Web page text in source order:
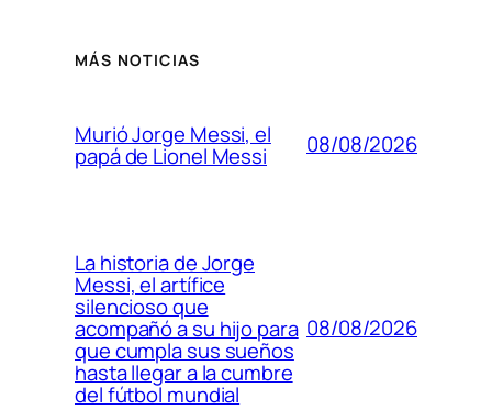
MÁS NOTICIAS
Murió Jorge Messi, el
papá de Lionel Messi 08/08/2026
La historia de Jorge
Messi, el artífice
silencioso que
acompañó a su hijo para
que cumpla sus sueños
hasta llegar a la cumbre
del fútbol mundial
08/08/2026